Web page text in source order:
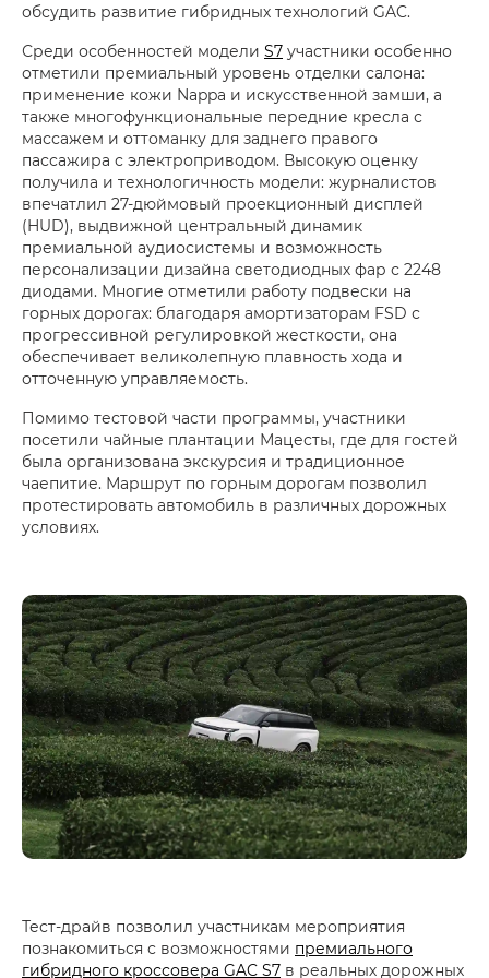
обсудить развитие гибридных технологий GAC.
Среди особенностей модели S7 участники особенно
отметили премиальный уровень отделки салона:
применение кожи Nappa и искусственной замши, а
также многофункциональные передние кресла с
массажем и оттоманку для заднего правого
пассажира с электроприводом. Высокую оценку
получила и технологичность модели: журналистов
впечатлил 27-дюймовый проекционный дисплей
(HUD), выдвижной центральный динамик
премиальной аудиосистемы и возможность
персонализации дизайна светодиодных фар с 2248
диодами. Многие отметили работу подвески на
горных дорогах: благодаря амортизаторам FSD с
прогрессивной регулировкой жесткости, она
обеспечивает великолепную плавность хода и
отточенную управляемость.
Помимо тестовой части программы, участники
посетили чайные плантации Мацесты, где для гостей
была организована экскурсия и традиционное
чаепитие. Маршрут по горным дорогам позволил
протестировать автомобиль в различных дорожных
условиях.
Тест-драйв позволил участникам мероприятия
познакомиться с возможностями премиального
гибридного кроссовера GAC S7 в реальных дорожных